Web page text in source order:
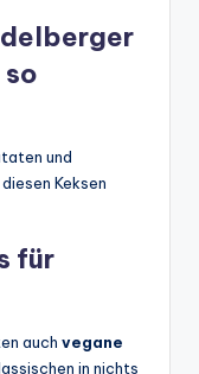
so
und
Keksen
für
auch vegane
in nichts